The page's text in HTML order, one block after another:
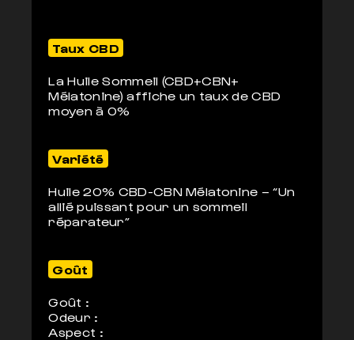
Taux CBD
La Huile Sommeil (CBD+CBN+
Mélatonine) affiche un taux de CBD
moyen à 0%
Variété
Huile 20% CBD-CBN Mélatonine – “Un
allié puissant pour un sommeil
réparateur”
Goût
Goût :
Odeur :
Aspect :